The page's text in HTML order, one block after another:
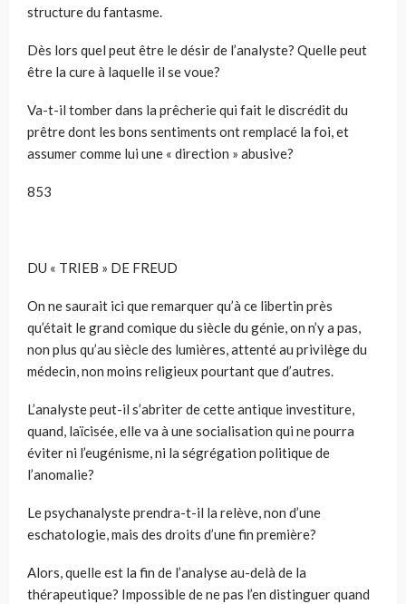
structure du fantasme.
Dès lors quel peut être le désir de l’analyste? Quelle peut
être la cure à laquelle il se voue?
Va-t-il tomber dans la prêcherie qui fait le discrédit du
prêtre dont les bons sentiments ont remplacé la foi, et
assumer comme lui une « direction » abusive?
853
DU « TRIEB » DE FREUD
On ne saurait ici que remarquer qu’à ce libertin près
qu’était le grand comique du siècle du génie, on n’y a pas,
non plus qu’au siècle des lumières, attenté au privilège du
médecin, non moins religieux pourtant que d’autres.
L’analyste peut-il s’abriter de cette antique investiture,
quand, laïcisée, elle va à une socialisation qui ne pourra
éviter ni l’eugénisme, ni la ségrégation politique de
l’anomalie?
Le psychanalyste prendra-t-il la relève, non d’une
eschatologie, mais des droits d’une fin première?
Alors, quelle est la fin de l’analyse au-delà de la
thérapeutique? Impossible de ne pas l’en distinguer quand